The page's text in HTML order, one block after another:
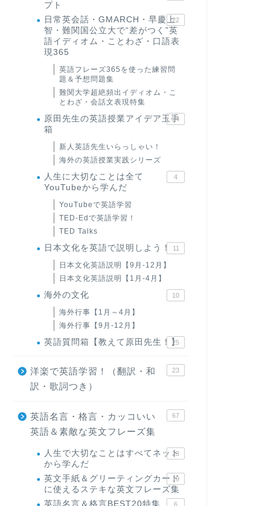
プト
日常英会話・GMARCH・早慶上
智・難関国公立大で“差がつく”英
語イディオム・ことわざ・口語表
現365
22
英語フレーズ365を使った練習問
題＆予想問題集
難関大学超絶頻出イディオム・こ
とわざ・会話文表現特集
原田先生の英語授業アイデア玉手
箱
24
新人英語先生いらっしゃい！
海外の英語授業実践シリーズ
人生に大切なことは全て
YouTubeから学んだ
4
YouTubeで英語学習
TED-Edで英語学習！
TED Talks
日本文化を英語で説明しよう！ 11
日本文化英語説明【9月-12月】
日本文化英語説明【1月-4月】
海外の文化 10
海外行事【1月～4月】
海外行事【9月-12月】
英語質問箱【教えて原田先生！】
25
洋楽で英語学習！（翻訳・和
訳・歌詞つき）
23
英語名言・格言・カッコいい
英語＆素敵な英文フレーズ集
67
人生で大切なことはすべてネット
から学んだ
23
英文手紙＆グリーティングカード
に使えるステキな英文フレーズ集
19
英語名言＆格言BEST20特集 6